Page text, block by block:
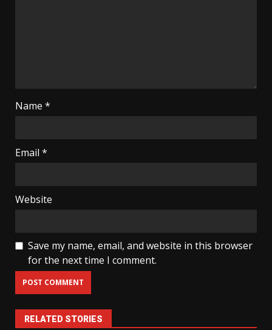
Name *
Email *
Website
Save my name, email, and website in this browser
for the next time I comment.
RELATED STORIES